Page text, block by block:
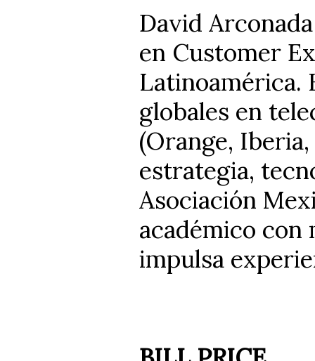
David
en Customer
Latinoamérica.
globales en
(Orange,
estrategia,
Asociación
académico con
impulsa